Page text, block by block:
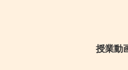
授業動